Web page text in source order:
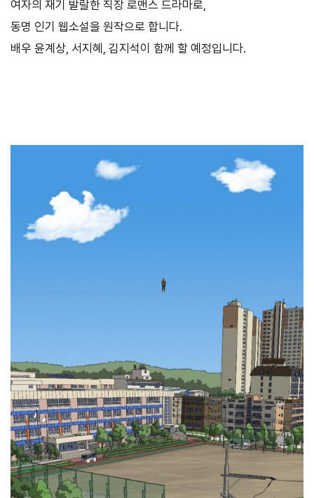
여자의 재기 발랄한 직장 로맨스 드라마로,
동명 인기 웹소설을 원작으로 합니다.
배우 윤계상, 서지혜, 김지석이 함께 할 예정입니다.